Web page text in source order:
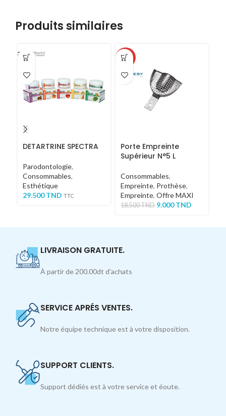
Produits similaires
DETARTRINE SPECTRA
Parodontologie,
Consommables,
Esthétique
29.500TND TTC
-51%
Porte Empreinte
Supérieur N°5 L
Consommables,
Empreinte, Prothèse,
Empreinte, Offre MAXI
18.500TND 9.000TND
LIVRAISON GRATUITE.
À partir de 200.00dt d'achats
SERVICE APRÉS VENTES.
Notre équipe technique est à votre disposition.
SUPPORT CLIENTS.
Support dédiés est à votre service et éoute.